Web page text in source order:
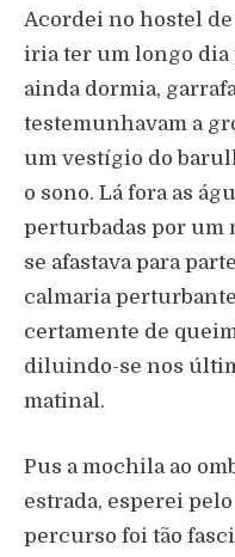
Acordei no hostel
iria ter um longo dia
ainda dormia,
testemunhavam a
um vestígio do
o sono. Lá fora as
perturbadas por
se afastava para
calmaria
certamente de
diluindo-se nos
matinal.
Pus a mochila ao
estrada, esperei
percurso foi tão